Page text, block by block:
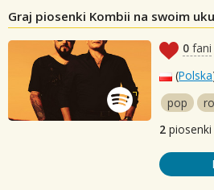
Graj piosenki Kombii na swoim
0 fani
(Polska
pop
2